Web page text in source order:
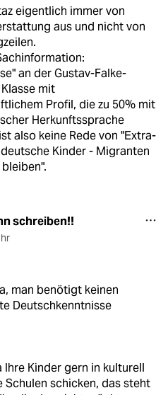
eigentlich immer von
aus und nicht von
an der Gustav-Falke-
mit
Profil, die zu 50% mit
Herkunftssprache
also keine Rede von "Extra-
Kinder - Migranten
schreiben!!
man benötigt keinen
Deutschkenntnisse
Ihre Kinder gern in kulturell
Schulen schicken, das steht